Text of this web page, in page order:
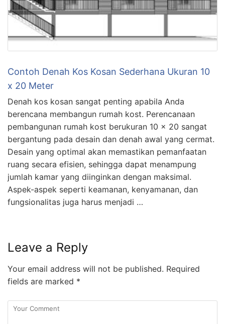
Contoh Denah Kos Kosan Sederhana Ukuran 10
x 20 Meter
Denah kos kosan sangat penting apabila Anda
berencana membangun rumah kost. Perencanaan
pembangunan rumah kost berukuran 10 x 20 sangat
bergantung pada desain dan denah awal yang cermat.
Desain yang optimal akan memastikan pemanfaatan
ruang secara efisien, sehingga dapat menampung
jumlah kamar yang diinginkan dengan maksimal.
Aspek-aspek seperti keamanan, kenyamanan, dan
fungsionalitas juga harus menjadi …
Leave a Reply
Your email address will not be published. Required
fields are marked *